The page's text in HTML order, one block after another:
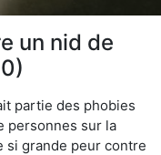
un nid de
partie des phobies
personnes sur la
si grande peur contre